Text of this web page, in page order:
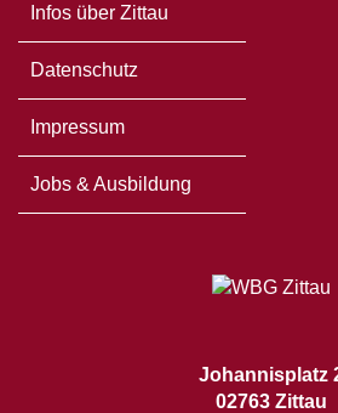
Infos über Zittau
Datenschutz
Impressum
Jobs & Ausbildung
Johannisplatz
02763 Zittau